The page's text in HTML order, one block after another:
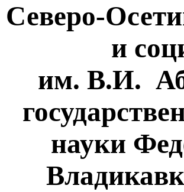
Северо-
и
им. В.И.
науки